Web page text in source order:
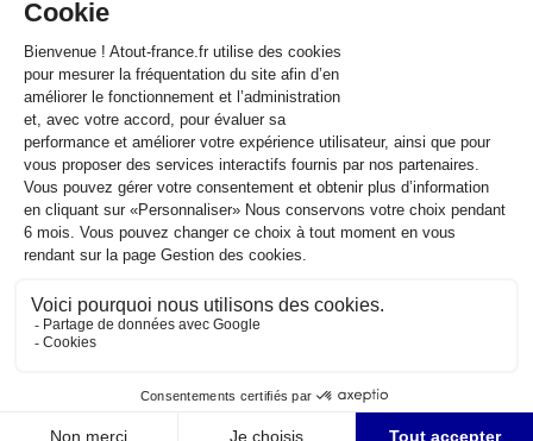
RÉPUBLIQUE
FRANÇAISE
legifrance.gouv.fr
gouvernement.fr
service-public.fr
data.gouv.fr
Plan du site Qui sommes-nous ? Marchés publics
partiellement conforme
Sauf mention contraire, tous les contenus de ce site sont sous
etalab-2.0